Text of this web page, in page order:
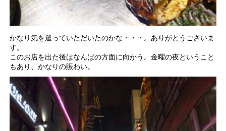
かなり気を遣っていただいたのかな・・・。ありがとうございま
す。
このお店を出た後はなんばの方面に向かう。金曜の夜ということ
もあり、かなりの賑わい。